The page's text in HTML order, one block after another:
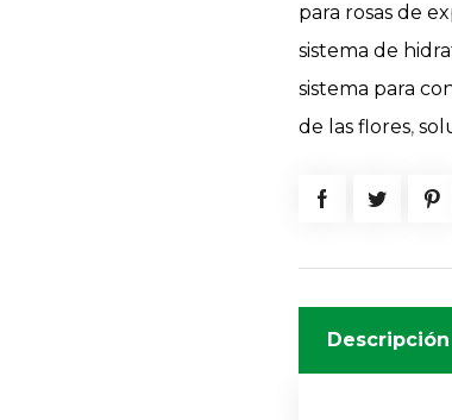
para rosas de
sistema de
sistema para
de las flores,
Descripción